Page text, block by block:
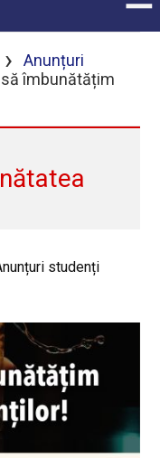
›
Anunțuri
îmbunătățim
studenți